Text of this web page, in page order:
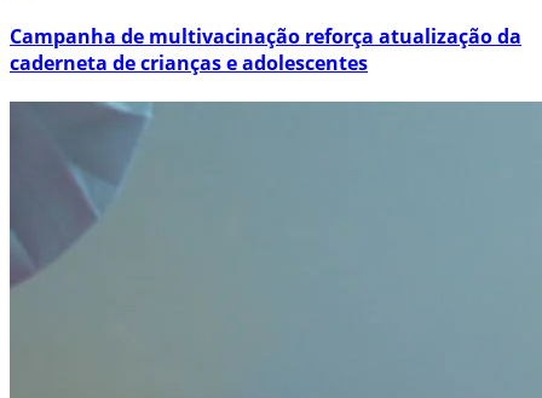
Campanha de multivacinação reforça atualização da
caderneta de crianças e adolescentes